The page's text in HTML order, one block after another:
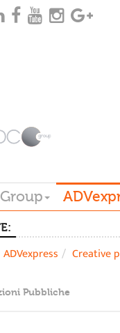
ADVexpress Creative
Pubbliche